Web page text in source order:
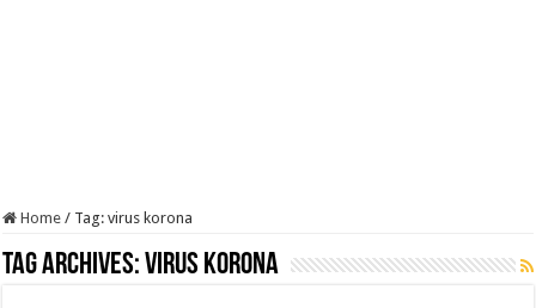
Home / Tag:virus korona
Tag Archives:virus korona